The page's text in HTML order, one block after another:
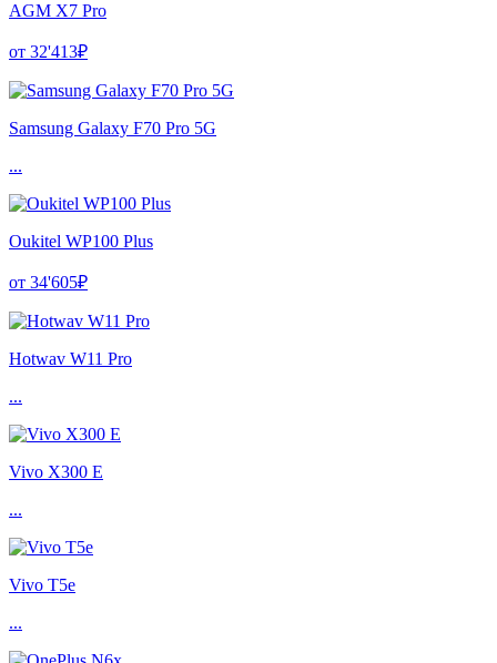
AGM X7 Pro
от 32'413₽
Samsung Galaxy F70 Pro 5G
...
Oukitel WP100 Plus
от 34'605₽
Hotwav W11 Pro
...
Vivo X300 E
...
Vivo T5e
...